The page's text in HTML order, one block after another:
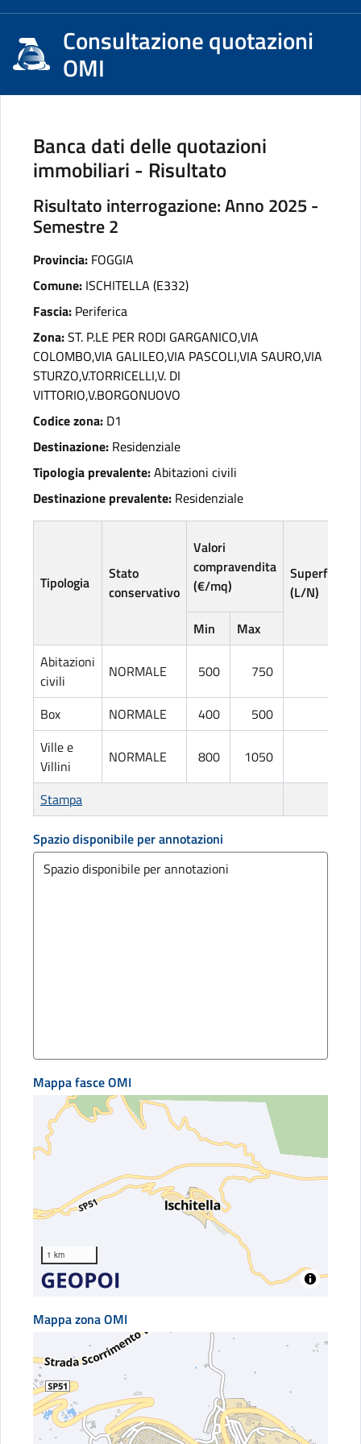
Consultazione quotazioni
OMI
Banca dati delle quotazioni
immobiliari - Risultato
Risultato interrogazione: Anno 2025 -
Semestre 2
Provincia: FOGGIA
Comune: ISCHITELLA (E332)
Fascia: Periferica
Zona:ST. P.LE PER RODI GARGANICO,VIA
COLOMBO,VIA GALILEO,VIA PASCOLI,VIA SAURO,VIA
STURZO,V.TORRICELLI,V. DI
VITTORIO,V.BORGONUOVO
Codice zona: D1
Destinazione: Residenziale
Tipologia prevalente:Abitazioni civili
Destinazione prevalente: Residenziale
Tipologia
Stato
conservativo
Valori
compravendita
(€/mq)
Superficie
(L/N)
Min
Max
Abitazioni
civili
NORMALE 500 750
Box NORMALE 400 500
Ville e
Villini
NORMALE 800 1050
Stampa
Spazio disponibile per annotazioni
Mappa fasce OMI
1 km
Mappa zona OMI